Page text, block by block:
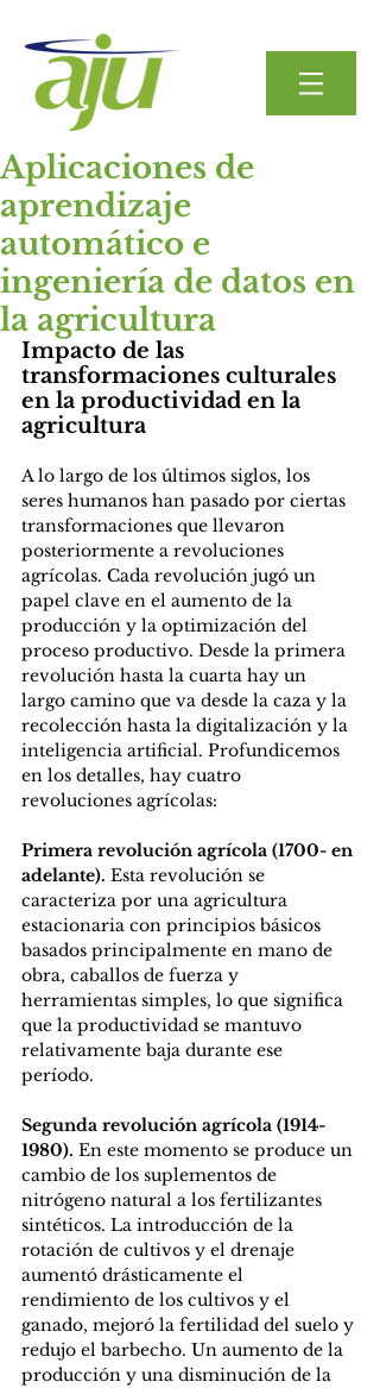
Aplicaciones de
aprendizaje
automático e
ingeniería de datos en
la agricultura
Impacto de las
transformaciones culturales
en la productividad en la
agricultura
A lo largo de los últimos siglos, los
seres humanos han pasado por ciertas
transformaciones que llevaron
posteriormente a revoluciones
agrícolas. Cada revolución jugó un
papel clave en el aumento de la
producción y la optimización del
proceso productivo. Desde la primera
revolución hasta la cuarta hay un
largo camino que va desde la caza y la
recolección hasta la digitalización y la
inteligencia artificial. Profundicemos
en los detalles, hay cuatro
revoluciones agrícolas:
Primera revolución agrícola (1700- en
adelante). Esta revolución se
caracteriza por una agricultura
estacionaria con principios básicos
basados ​​principalmente en mano de
obra, caballos de fuerza y ​​
herramientas simples, lo que significa
que la productividad se mantuvo
relativamente baja durante ese
período.
Segunda revolución agrícola (1914-
1980). En este momento se produce un
cambio de los suplementos de
nitrógeno natural a los fertilizantes
sintéticos. La introducción de la
rotación de cultivos y el drenaje
aumentó drásticamente el
rendimiento de los cultivos y el
ganado, mejoró la fertilidad del suelo y
redujo el barbecho. Un aumento de la
producción y una disminución de la